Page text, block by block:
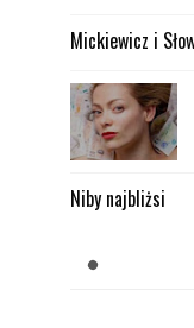
Mickiewicz i
Niby najbliżsi